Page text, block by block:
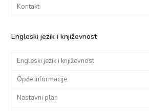
Kontakt
Engleski jezik i književnost
Engleski jezik i književnost
Opće informacije
Nastavni plan